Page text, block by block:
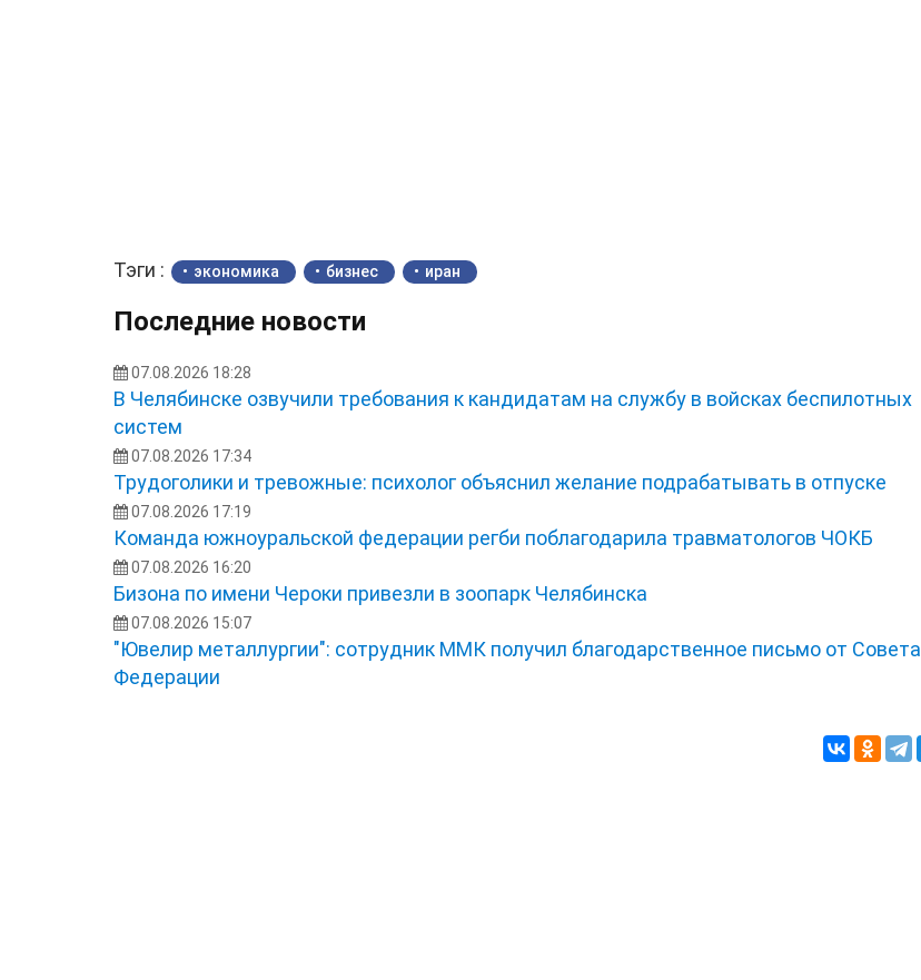
Тэги : экономика бизнес иран
Последние новости
07.08.2026 18:28
В Челябинске озвучили требования к кандидатам на службу в войсках беспилотных
систем
07.08.2026 17:34
Трудоголики и тревожные: психолог объяснил желание подрабатывать в отпуске
07.08.2026 17:19
Команда южноуральской федерации регби поблагодарила травматологов ЧОКБ
07.08.2026 16:20
Бизона по имени Чероки привезли в зоопарк Челябинска
07.08.2026 15:07
"Ювелир металлургии": сотрудник ММК получил благодарственное письмо от Совета
Федерации